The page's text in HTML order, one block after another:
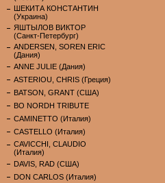
ШЕКИТА КОНСТАНТИН
(Украина)
ЯШТЫЛОВ ВИКТОР
(Санкт-Петербург)
ANDERSEN, SOREN ERIC
(Дания)
ANNE JULIE (Дания)
ASTERIOU, CHRIS (Греция)
BATSON, GRANT (США)
BO NORDH TRIBUTE
CAMINETTO (Италия)
CASTELLO (Италия)
CAVICCHI, CLAUDIO
(Италия)
DAVIS, RAD (США)
DON CARLOS (Италия)